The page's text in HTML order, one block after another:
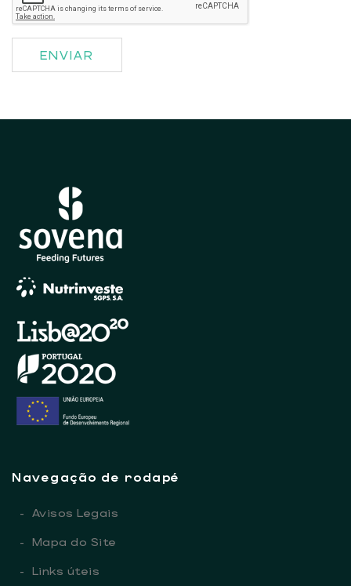
Navegação de rodapé
- Avisos Legais
- Mapa do Site
- Links úteis